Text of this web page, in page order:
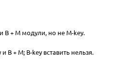
B + M модули, но не M-key.
B + M; B-key вставить нельзя.